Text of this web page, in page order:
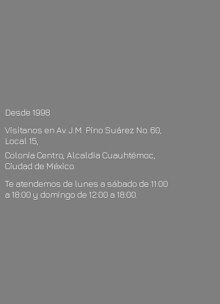
Desde 1998
Visítanos en Av. J.M. Pino Suárez No. 60,
Local 15,
Colonia Centro, Alcaldía Cuauhtémoc,
Ciudad de México.
Te atendemos de lunes a sábado de 11:00
a 18:00 y domingo de 12:00 a 18:00.